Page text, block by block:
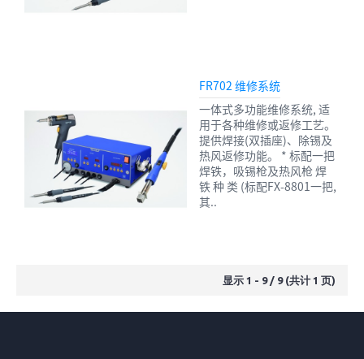
FR702 维修系统
一体式多功能维修系统, 适
用于各种维修或返修工艺。
提供焊接(双插座)、除锡及
热风返修功能。 * 标配一把
焊铁，吸锡枪及热风枪 焊
铁 种 类 (标配FX-8801一把,
其..
显示 1 - 9 / 9 (共计 1 页)